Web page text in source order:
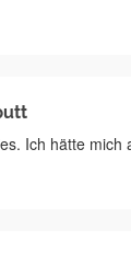
Ich hätte